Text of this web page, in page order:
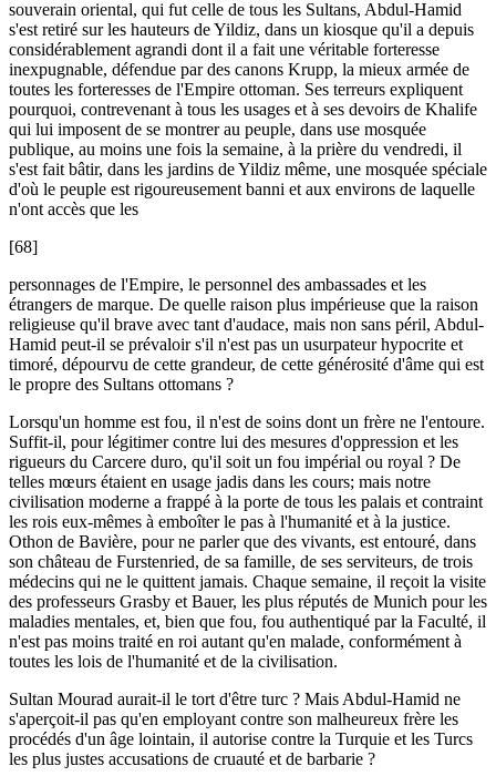
souverain oriental, qui fut celle de tous les Sultans, Abdul-Hamid
s'est retiré sur les hauteurs de Yildiz, dans un kiosque qu'il a depuis
considérablement agrandi dont il a fait une véritable forteresse
inexpugnable, défendue par des canons Krupp, la mieux armée de
toutes les forteresses de l'Empire ottoman. Ses terreurs expliquent
pourquoi, contrevenant à tous les usages et à ses devoirs de Khalife
qui lui imposent de se montrer au peuple, dans use mosquée
publique, au moins une fois la semaine, à la prière du vendredi, il
s'est fait bâtir, dans les jardins de Yildiz même, une mosquée spéciale
d'où le peuple est rigoureusement banni et aux environs de laquelle
n'ont accès que les
[68]
personnages de l'Empire, le personnel des ambassades et les
étrangers de marque. De quelle raison plus impérieuse que la raison
religieuse qu'il brave avec tant d'audace, mais non sans péril, Abdul-
Hamid peut-il se prévaloir s'il n'est pas un usurpateur hypocrite et
timoré, dépourvu de cette grandeur, de cette générosité d'âme qui est
le propre des Sultans ottomans ?
Lorsqu'un homme est fou, il n'est de soins dont un frère ne l'entoure.
Suffit-il, pour légitimer contre lui des mesures d'oppression et les
rigueurs du Carcere duro, qu'il soit un fou impérial ou royal ? De
telles mœurs étaient en usage jadis dans les cours; mais notre
civilisation moderne a frappé à la porte de tous les palais et contraint
les rois eux-mêmes à emboîter le pas à l'humanité et à la justice.
Othon de Bavière, pour ne parler que des vivants, est entouré, dans
son château de Furstenried, de sa famille, de ses serviteurs, de trois
médecins qui ne le quittent jamais. Chaque semaine, il reçoit la visite
des professeurs Grasby et Bauer, les plus réputés de Munich pour les
maladies mentales, et, bien que fou, fou authentiqué par la Faculté, il
n'est pas moins traité en roi autant qu'en malade, conformément à
toutes les lois de l'humanité et de la civilisation.
Sultan Mourad aurait-il le tort d'être turc ? Mais Abdul-Hamid ne
s'aperçoit-il pas qu'en employant contre son malheureux frère les
procédés d'un âge lointain, il autorise contre la Turquie et les Turcs
les plus justes accusations de cruauté et de barbarie ?